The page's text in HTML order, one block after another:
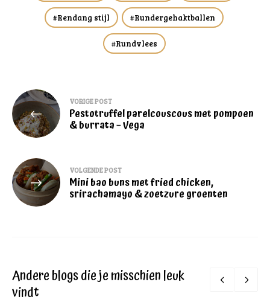
Rendang stijl Rundergehaktballen
Rundvlees
Bericht
navigatie
VORIGE POST
Pestotruffel parelcouscous met pompoen
& burrata – Vega
VOLGENDE POST
Mini bao buns met fried chicken,
srirachamayo & zoetzure groenten
Andere blogs die je misschien leuk
vindt